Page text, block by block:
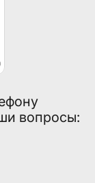
вопросы: